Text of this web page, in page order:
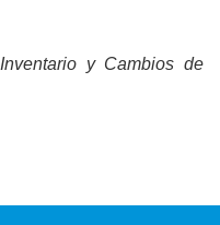
y Cambios de